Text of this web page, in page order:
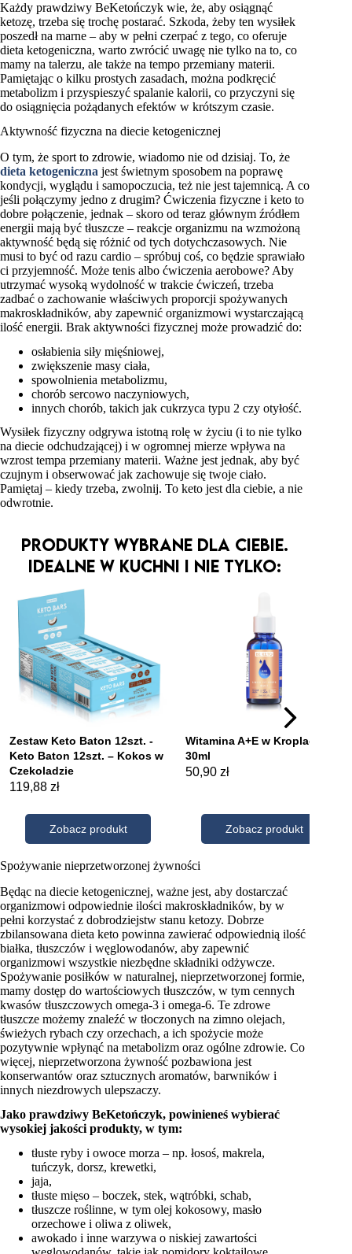
Każdy prawdziwy BeKetończyk wie, że, aby osiągnąć
ketozę, trzeba się trochę postarać. Szkoda, żeby ten wysiłek
poszedł na marne – aby w pełni czerpać z tego, co oferuje
dieta ketogeniczna, warto zwrócić uwagę nie tylko na to, co
mamy na talerzu, ale także na tempo przemiany materii.
Pamiętając o kilku prostych zasadach, można podkręcić
metabolizm i przyspieszyć spalanie kalorii, co przyczyni się
do osiągnięcia pożądanych efektów w krótszym czasie.
Aktywność fizyczna na diecie ketogenicznej
O tym, że sport to zdrowie, wiadomo nie od dzisiaj. To, że
dieta ketogeniczna jest świetnym sposobem na poprawę
kondycji, wyglądu i samopoczucia, też nie jest tajemnicą. A co
jeśli połączymy jedno z drugim? Ćwiczenia fizyczne i keto to
dobre połączenie, jednak – skoro od teraz głównym źródłem
energii mają być tłuszcze – reakcje organizmu na wzmożoną
aktywność będą się różnić od tych dotychczasowych. Nie
musi to być od razu cardio – spróbuj coś, co będzie sprawiało
ci przyjemność. Może tenis albo ćwiczenia aerobowe? Aby
utrzymać wysoką wydolność w trakcie ćwiczeń, trzeba
zadbać o zachowanie właściwych proporcji spożywanych
makroskładników, aby zapewnić organizmowi wystarczającą
ilość energii. Brak aktywności fizycznej może prowadzić do:
osłabienia siły mięśniowej,
zwiększenie masy ciała,
spowolnienia metabolizmu,
chorób sercowo naczyniowych,
innych chorób, takich jak cukrzyca typu 2 czy otyłość.
Wysiłek fizyczny odgrywa istotną rolę w życiu (i to nie tylko
na diecie odchudzającej) i w ogromnej mierze wpływa na
wzrost tempa przemiany materii. Ważne jest jednak, aby być
czujnym i obserwować jak zachowuje się twoje ciało.
Pamiętaj – kiedy trzeba, zwolnij. To keto jest dla ciebie, a nie
odwrotnie.
Produkty wybrane dla Ciebie.
Idealne w kuchni i nie tylko:
Spożywanie nieprzetworzonej żywności
Będąc na diecie ketogenicznej, ważne jest, aby dostarczać
organizmowi odpowiednie ilości makroskładników, by w
pełni korzystać z dobrodziejstw stanu ketozy. Dobrze
zbilansowana dieta keto powinna zawierać odpowiednią ilość
białka, tłuszczów i węglowodanów, aby zapewnić
organizmowi wszystkie niezbędne składniki odżywcze.
Spożywanie posiłków w naturalnej, nieprzetworzonej formie,
mamy dostęp do wartościowych tłuszczów, w tym cennych
kwasów tłuszczowych omega-3 i omega-6. Te zdrowe
tłuszcze możemy znaleźć w tłoczonych na zimno olejach,
świeżych rybach czy orzechach, a ich spożycie może
pozytywnie wpłynąć na metabolizm oraz ogólne zdrowie. Co
więcej, nieprzetworzona żywność pozbawiona jest
konserwantów oraz sztucznych aromatów, barwników i
innych niezdrowych ulepszaczy.
Jako prawdziwy BeKetończyk, powinieneś wybierać
wysokiej jakości produkty, w tym:
tłuste ryby i owoce morza – np. łosoś, makrela,
tuńczyk, dorsz, krewetki,
jaja,
tłuste mięso – boczek, stek, wątróbki, schab,
tłuszcze roślinne, w tym olej kokosowy, masło
orzechowe i oliwa z oliwek,
awokado i inne warzywa o niskiej zawartości